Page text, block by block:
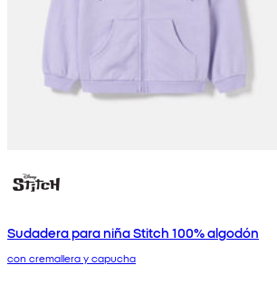
Sudadera para niña Stitch 100% algodón
con cremallera y capucha